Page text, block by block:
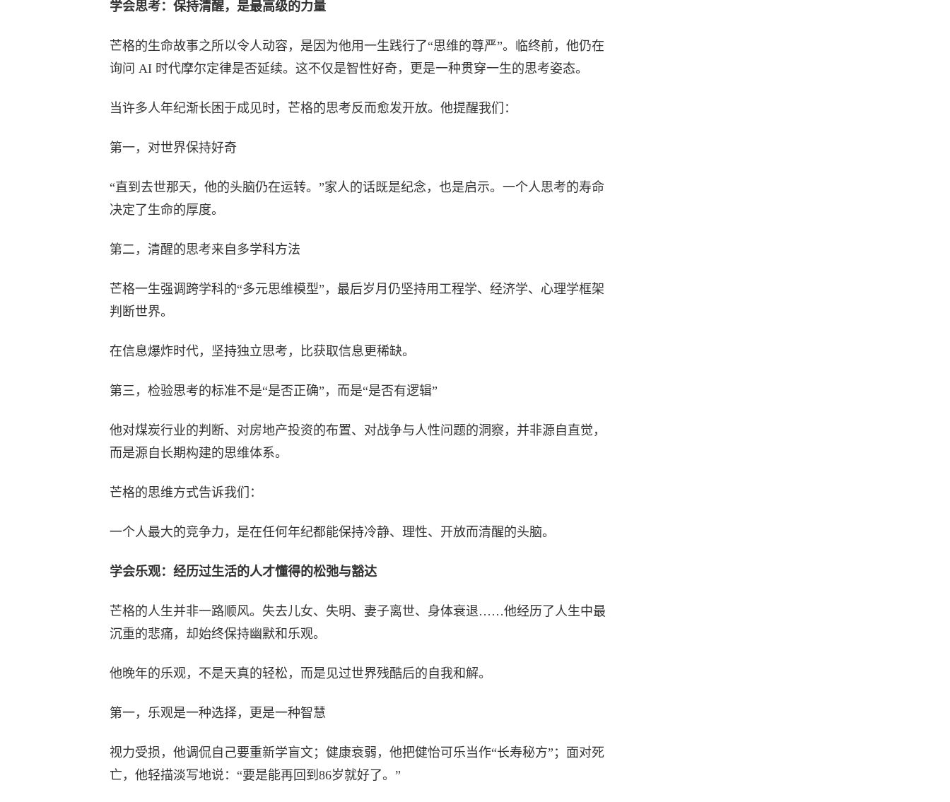
学会思考：保持清醒，是最高级的力量
芒格的生命故事之所以令人动容，是因为他用一生践行了“思维的尊严”。临终前，他仍在
询问 AI 时代摩尔定律是否延续。这不仅是智性好奇，更是一种贯穿一生的思考姿态。
当许多人年纪渐长困于成见时，芒格的思考反而愈发开放。他提醒我们：
第一，对世界保持好奇
“直到去世那天，他的头脑仍在运转。”家人的话既是纪念，也是启示。一个人思考的寿命
决定了生命的厚度。
第二，清醒的思考来自多学科方法
芒格一生强调跨学科的“多元思维模型”，最后岁月仍坚持用工程学、经济学、心理学框架
判断世界。
在信息爆炸时代，坚持独立思考，比获取信息更稀缺。
第三，检验思考的标准不是“是否正确”，而是“是否有逻辑”
他对煤炭行业的判断、对房地产投资的布置、对战争与人性问题的洞察，并非源自直觉，
而是源自长期构建的思维体系。
芒格的思维方式告诉我们：
一个人最大的竞争力，是在任何年纪都能保持冷静、理性、开放而清醒的头脑。
学会乐观：经历过生活的人才懂得的松弛与豁达
芒格的人生并非一路顺风。失去儿女、失明、妻子离世、身体衰退……他经历了人生中最
沉重的悲痛，却始终保持幽默和乐观。
他晚年的乐观，不是天真的轻松，而是见过世界残酷后的自我和解。
第一，乐观是一种选择，更是一种智慧
视力受损，他调侃自己要重新学盲文；健康衰弱，他把健怡可乐当作“长寿秘方”；面对死
亡，他轻描淡写地说：“要是能再回到86岁就好了。”